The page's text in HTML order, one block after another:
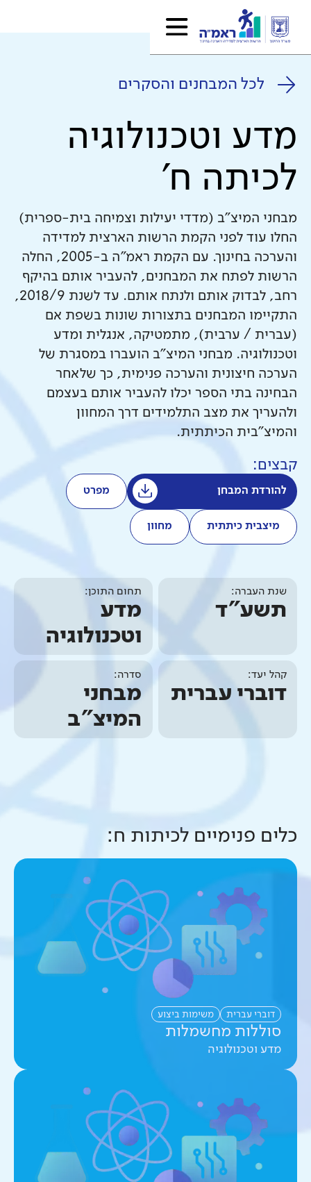
לכל המבחנים והסקרים
מדע וטכנולוגיה
לכיתה ח'
מבחני המיצ"ב (מדדי יעילות וצמיחה בית-ספרית)
החלו עוד לפני הקמת הרשות הארצית למדידה
והערכה בחינוך. עם הקמת ראמ"ה ב-2005, החלה
הרשות לפתח את המבחנים, להעביר אותם בהיקף
רחב, לבדוק אותם ולנתח אותם. עד לשנת 2018/9,
התקיימו המבחנים בתצורות שונות בשפת אם
(עברית / ערבית), מתמטיקה, אנגלית ומדע
וטכנולוגיה. מבחני המיצ"ב הועברו במסגרת של
הערכה חיצונית והערכה פנימית, כך שלאחר
הבחינה בתי הספר יכלו להעביר אותם בעצמם
ולהעריך את מצב התלמידים דרך המחוון
והמיצ"בית הכיתתית.
קבצים:
להורדת המבחן מפרט
מיצבית כיתתית מחוון
שנת העברה:
תשע"ד
תחום התוכן:
מדע
וטכנולוגיה
קהל יעד:
דוברי עברית
סדרה:
מבחני
המיצ"ב
כלים פנימיים לכיתות ח:
דוברי עברית משימות ביצוע
סוללות מחשמלות
מדע וטכנולוגיה